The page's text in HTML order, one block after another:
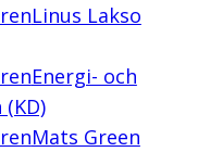
Linus Lakso
Energi- och
Mats Green